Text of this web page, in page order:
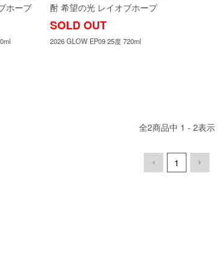
ホープ
酎 希望の光 レイオブホープ
SOLD OUT
2026 GLOW EP09 25度 720ml
全2商品中 1 - 2表示
1